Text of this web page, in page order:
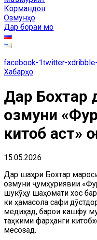
Кормандон
Озмунҳо
Дар бораи мо
facebook-1twitter-x
Хабарҳо
Дар Бохтар
озмуни
китоб аст»
15.05.2026
Дар шаҳри Бохтар
озмуни ҷумҳуриявии
шукӯҳу шаҳомати хос
ки ҳамасола сафи
медиҳад, барои кашфу
таҳкими фарҳанги
месозад.